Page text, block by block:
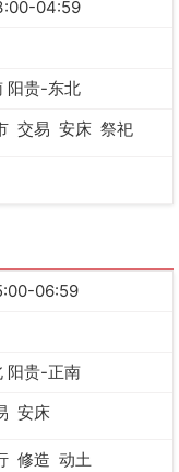
04:59
阳贵-东北
交易 安床 祭祀
06:59
阳贵-正南
安床
修造 动土